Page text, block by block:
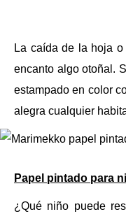
La caída de la hoja
encanto algo otoñal.
estampado en color
alegra cualquier
Papel pintado para
¿Qué niño puede